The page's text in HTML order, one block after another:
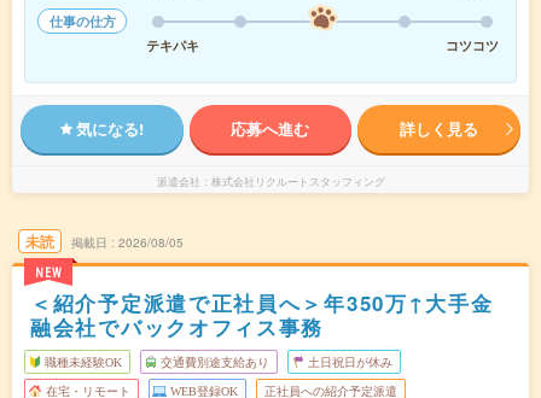
仕事の仕方
テキパキ
コツコツ
気になる! 応募へ進む 詳しく見る
派遣会社 株式会社リクルートスタッフィング
未読
NEW
掲載日 2026/08/05
＜紹介予定派遣で正社員へ＞年350万↑大手金
融会社でバックオフィス事務
職種未経験OK 交通費別途支給あり 土日祝日が休み
在宅・リモート WEB登録OK 正社員への紹介予定派遣